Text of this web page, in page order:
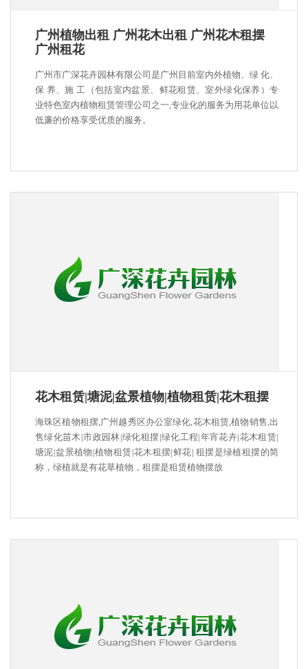
广州植物出租 广州花木出租 广州花木租摆
广州租花
广州市广深花卉园林有限公司是广州目前室内外植物、绿 化、
保 养、施 工（包括室内盆景、鲜花租赁、室外绿化保养）专
业特色室内植物租赁管理公司之一,专业化的服务为用花单位以
低廉的价格享受优质的服务。
花木租赁|塘泥|盆景植物|植物租赁|花木租摆
海珠区植物租摆,广州越秀区办公室绿化,花木租赁,植物销售,出
售绿化苗木|市政园林|绿化租摆|绿化工程|年宵花卉|花木租赁|
塘泥|盆景植物|植物租赁|花木租摆|鲜花| 租摆是绿植租摆的简
称，绿植就是有花草植物，租摆是租赁植物摆放